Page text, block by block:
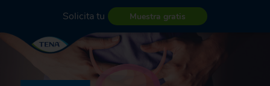
Solicita tu Muestra gratis